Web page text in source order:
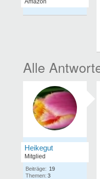
Heikegut
Mitglied
Beiträge: 19
Themen: 3